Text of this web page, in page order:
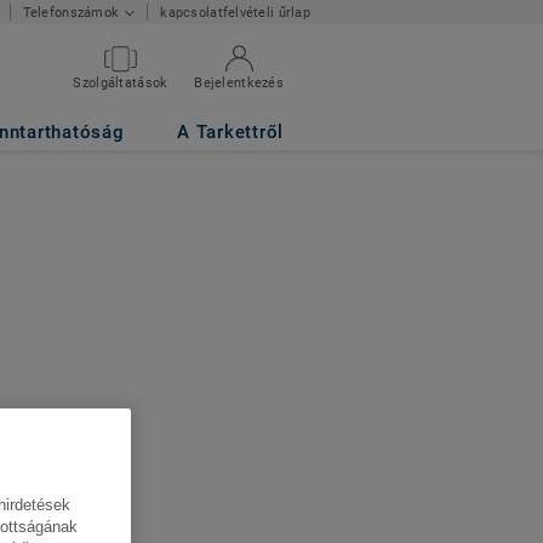
Telefonszámok kapcsolatfelvételi űrlap
Szolgáltatások Bejelentkezés
A Tarkettről